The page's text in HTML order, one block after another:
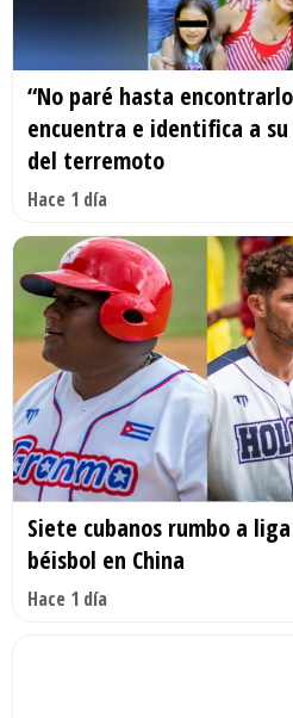
“No paré hasta
encuentra e identifica a
del terremoto
Hace 1 día
Siete cubanos rumbo a
béisbol en China
Hace 1 día